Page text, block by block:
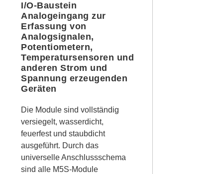
I/O-Baustein
Analogeingang zur
Erfassung von
Analogsignalen,
Potentiometern,
Temperatursensoren und
anderen Strom und
Spannung erzeugenden
Geräten
Die Module sind vollständig
versiegelt, wasserdicht,
feuerfest und staubdicht
ausgeführt. Durch das
universelle Anschlussschema
sind alle M5S-Module